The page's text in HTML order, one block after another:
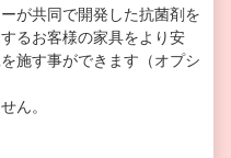
が共同で開発した抗菌剤を
るお客様の家具をより安
施す事ができます（オプシ
ん。